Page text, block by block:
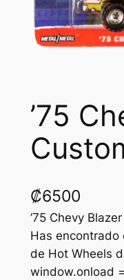
’75
₡6500
’75 Chevy
Has encontrado
de Hot Wheels
window.onload